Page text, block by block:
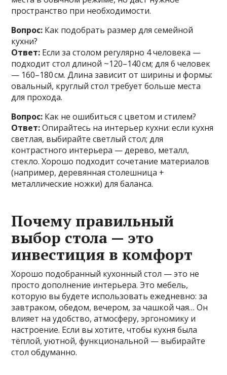
пространство при необходимости.
Вопрос: Как подобрать размер для семейной
кухни?
Ответ: Если за столом регулярно 4 человека —
подходит стол длиной ~120–140 см; для 6 человек
— 160–180 см. Длина зависит от ширины и формы:
овальный, круглый стол требует больше места
для прохода.
Вопрос: Как не ошибиться с цветом и стилем?
Ответ:Опирайтесь на интерьер кухни: если кухня
светлая, выбирайте светлый стол; для
контрастного интерьера — дерево, металл,
стекло. Хорошо подходит сочетание материалов
(например, деревянная столешница +
металлические ножки) для баланса.
Почему правильный
выбор стола — это
инвестиция в комфорт
Хорошо подобранный кухонный стол — это не
просто дополнение интерьера. Это мебель,
которую вы будете использовать ежедневно: за
завтраком, обедом, вечером, за чашкой чая… Он
влияет на удобство, атмосферу, эргономику и
настроение. Если вы хотите, чтобы кухня была
тёплой, уютной, функциональной — выбирайте
стол обдуманно.